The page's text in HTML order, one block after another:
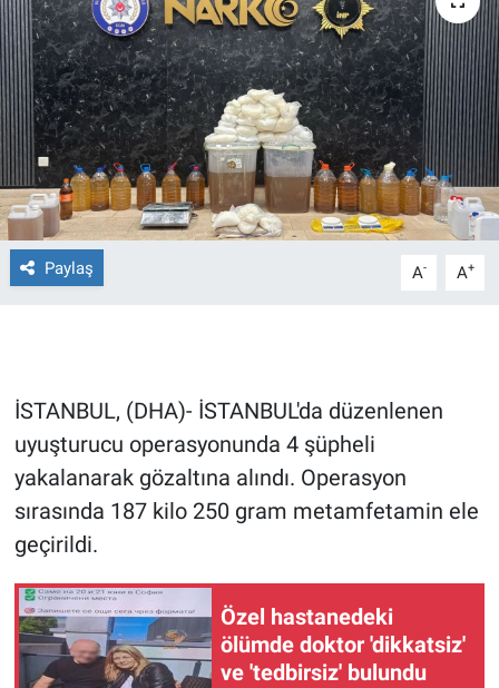
Paylaş A- A+
İSTANBUL, (DHA)- İSTANBUL'da düzenlenen
uyuşturucu operasyonunda 4 şüpheli
yakalanarak gözaltına alındı. Operasyon
sırasında 187 kilo 250 gram metamfetamin ele
geçirildi.
Özel hastanedeki
ölümde doktor 'dikkatsiz'
ve 'tedbirsiz' bulundu
Ege'den Esintiler
Eğitim
Eğlence
Ekonomi
Forum
Gün Bitiyor
Gün Ortası
Gündem Özel
Günün görüntüsü
Haber
İletişim